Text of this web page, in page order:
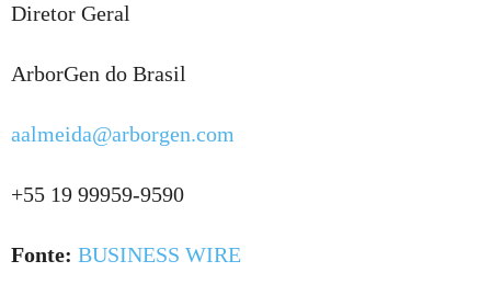
Diretor Geral
ArborGen do Brasil
aalmeida@arborgen.com
+55 19 99959-9590
Fonte: BUSINESS WIRE